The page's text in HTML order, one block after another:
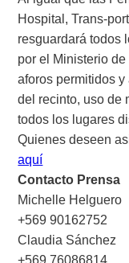
Hospital, Trans-
resguardará todos
por el Ministerio
aforos permitidos
del recinto, uso de
todos los lugares
Quienes deseen
aquí
Contacto Prensa
Michelle Helguero
+569 90162752
Claudia Sánchez
+569 76086814